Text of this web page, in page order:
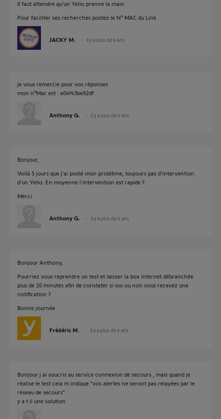
Il faut attendre qu'un Yello prenne la main
Pour faciliter ses recherches postez le N° MAC du Link
JACKY M. il y a plus de 4 ans
je vous remercie pour vos réponses
mon n°Mac est : e04f43be92df
Anthony G. il y a plus de 4 ans
Bonjour,
Voilà 5 jours que j'ai posté mon problème, toujours pas d'intervention
d'un Yello. En moyenne l'intervention est rapide ?
Merci
Anthony G. il y a plus de 4 ans
Bonjour Anthony,
Pourriez vous reprendre un test et laisser la box internet débranchée
plus de 20 minutes afin de constater si oui ou non vous recevez une
notification ?
Bonne journée
Frédéric M. il y a plus de 4 ans
Bonjour j ai soucris au service connexion de secours , mais quand je
réalise le test cela m indique "vos alertes ne seront pas relayées par le
réseau de secours"
y a t il une solution